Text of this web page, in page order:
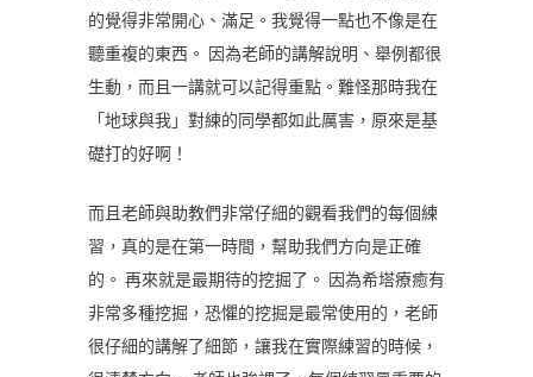
的覺得非常開心、滿足。我覺得一點也不像是在
聽重複的東西。 因為老師的講解說明、舉例都很
生動，而且一講就可以記得重點。難怪那時我在
「地球與我」對練的同學都如此厲害，原來是基
礎打的好啊！
而且老師與助教們非常仔細的觀看我們的每個練
習，真的是在第一時間，幫助我們方向是正確
的。 再來就是最期待的挖掘了。 因為希塔療癒有
非常多種挖掘，恐懼的挖掘是最常使用的，老師
很仔細的講解了細節，讓我在實際練習的時候，